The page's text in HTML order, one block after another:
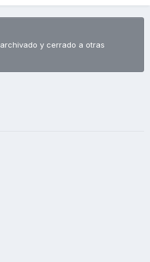
y cerrado a otras